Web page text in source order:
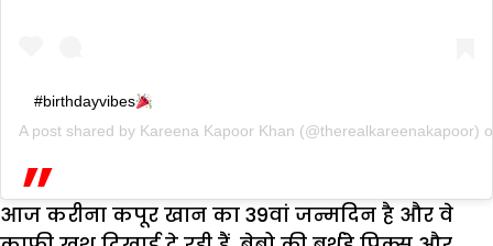
#birthdayvibes
A post shared by Kareena Kapoor Khan (@therealkareenakapoor)
आज करीना कपूर खान का 39वां जन्मदिन है और वे